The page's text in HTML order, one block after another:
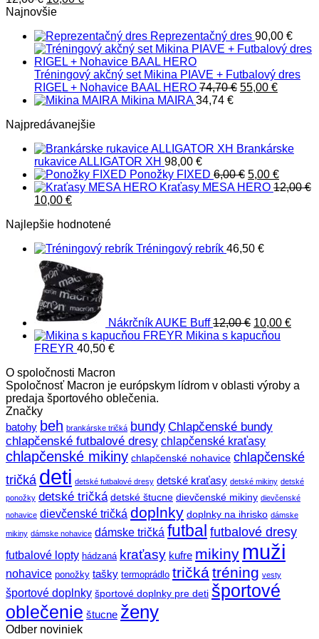
cena
12,00 €.10,00 €.
Najnovšie
Reprezentačný dres 90,00 €
Tréningový akčný set Mikina PIAVE + Futbalový dres
RIGEL + Nohavice BAAL HERO 74,70€ Pôvodná
55,00 €
Mikina MAIRA 34,74 €
Najpredávanejšie
Brankárske
rukavice ALLIGATOR XH 98,00 €
Ponožky FIXED 6,00€ Pôvodná
cena
5,00 €
cena
Kraťasy MESA HERO 12,00€
Pôvodná
bola:
10,00 €Aktuálna
je:
Najlepšie hodnotené
Tréningový rebrík 46,50 €
Nákrčník AUKE Buff 12,00€ 10,00 €
Mikina s kapucňou
FREYR 40,50 €
O spoločnosti Macron
Spoločnosť Macron je európskym lídrom v oblasti výroby a
predaja športového oblečenia.
Značky
batohy beh brankárske tričká bundy Chlapčenské bundy
chlapčenské futbalové dresy chlapčenské kraťasy
chlapčenské mikiny chlapčenské nohavice chlapčenské
tričká deti detské futbalové dresy detské kraťasy detské mikiny detské
ponožky detské tričká detské štucne dievčenské mikiny dievčenské
nohavice dievčenské tričká doplnky doplnky na ihrisko dámske
mikiny dámske nohavice dámske tričká futbal futbalové dresy
futbalové lopty hádzaná kraťasy kufre mikiny muži
nohavice ponožky tašky termoprádlo tričkátréning vesty
športové doplnky športové doplnky pre deti športové
oblečenie štucne ženy
Odber noviniek